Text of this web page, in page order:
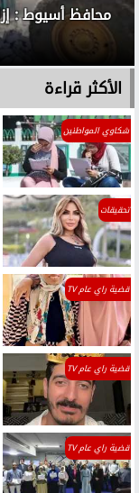
الأكثر قراءة
شكاوي المواطنين
تحقيقات
قضية راي عام TV
قضية راي عام TV
قضية راي عام TV